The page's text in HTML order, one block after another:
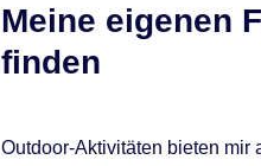
Meine eigenen
finden
Outdoor-Aktivitäten bieten mir